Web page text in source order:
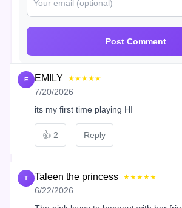
Post Comment
E EMILY ★★★★★
7/20/2026
its my first time playing HI
👍 2 Reply
T Taleen the princess ★★★★★
6/22/2026